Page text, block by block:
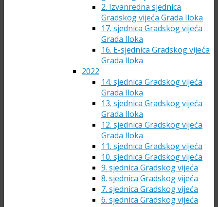
2. Izvanredna sjednica
Gradskog vijeća Grada Iloka
17. sjednica Gradskog vijeća
Grada Iloka
16. E-sjednica Gradskog vijeća
Grada Iloka
2022
14. sjednica Gradskog vijeća
Grada Iloka
13. sjednica Gradskog vijeća
Grada Iloka
12. sjednica Gradskog vijeća
Grada Iloka
11. sjednica Gradskog vijeća
10. sjednica Gradskog vijeća
9. sjednica Gradskog vijeća
8. sjednica Gradskog vijeća
7. sjednica Gradskog vijeća
6. sjednica Gradskog vijeća